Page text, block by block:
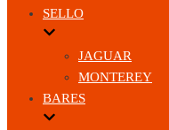
SELLO
JAGUAR
MONTEREY
BARES